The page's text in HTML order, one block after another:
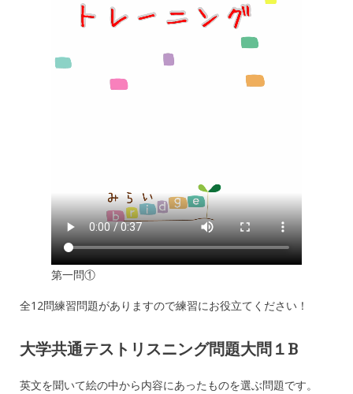
第一問①
全12問練習問題がありますので練習にお役立てください！
大学共通テストリスニング問題大問１ B
英文を聞いて絵の中から内容にあったものを選ぶ問題です。